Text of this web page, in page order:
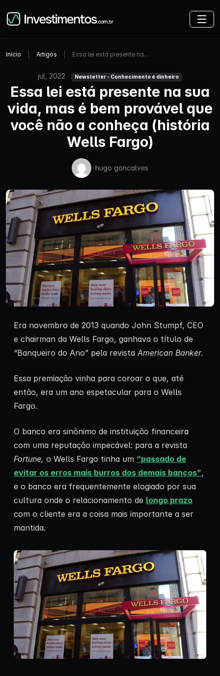
Início Artigos Essa lei está presente na…
jul, 2022 Newsletter - Conhecimento é dinheiro
Essa lei está presente na sua
vida, mas é bem provável que
você não a conheça (história
Wells Fargo)
hugo goncalves
Era novembro de 2013 quando John Stumpf, CEO
e chairman da Wells Fargo, ganhava o título de
“Banqueiro do Ano” pela revista American Banker.
Essa premiação vinha para coroar o que, até
então, era um ano espetacular para o Wells
Fargo.
O banco era sinônimo de instituição financeira
com uma reputação impecável: para a revista
Fortune, o Wells Fargo tinha um “passado de
evitar os erros mais burros dos demais bancos”,
e o banco era frequentemente elogiado por sua
cultura onde o relacionamento de longo prazo
com o cliente era a coisa mais importante a ser
mantida.